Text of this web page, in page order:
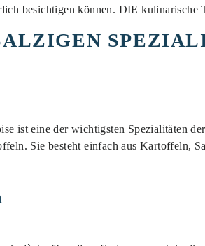
besichtigen können. DIE kulinarische
ist eine der wichtigsten Spezialitäten
Sie besteht einfach aus Kartoffeln,